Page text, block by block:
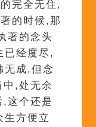
完全无住,
的时候,那
著的念头
已经度尽,
无成,但念
,处无余
这个还是
方便立